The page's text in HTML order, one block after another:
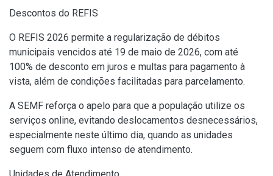
Descontos do REFIS
O REFIS 2026 permite a regularização de débitos
municipais vencidos até 19 de maio de 2026, com até
100% de desconto em juros e multas para pagamento à
vista, além de condições facilitadas para parcelamento.
A SEMF reforça o apelo para que a população utilize os
serviços online, evitando deslocamentos desnecessários,
especialmente neste último dia, quando as unidades
seguem com fluxo intenso de atendimento.